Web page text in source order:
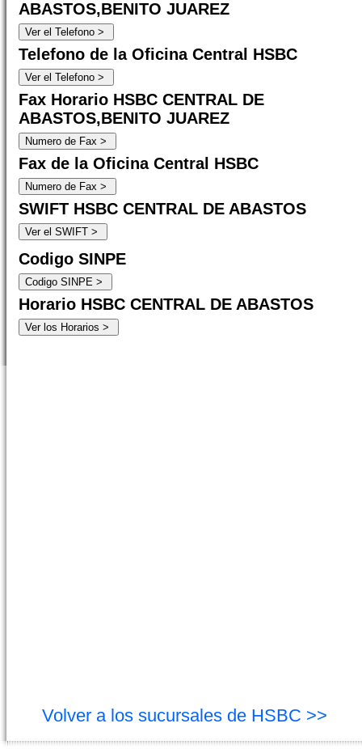
ABASTOS,BENITO JUAREZ
Telefono de la Oficina Central HSBC
Fax Horario HSBC CENTRAL DE
ABASTOS,BENITO JUAREZ
Fax de la Oficina Central HSBC
SWIFT HSBC CENTRAL DE ABASTOS
Codigo SINPE
Horario HSBC CENTRAL DE ABASTOS
Volver a los sucursales de HSBC >>